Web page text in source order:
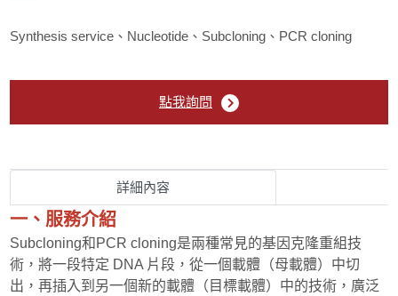
cell line development
cell line liscence
Synthesis service、Nucleotide、Subcloning、PCR cloning
點我詢問
詳細內容
一、服務介紹
Subcloning和PCR cloning是兩種常見的基因克隆重組技
術，將一段特定 DNA 片段，從一個載體（母載體）中切
出，再插入到另一個新的載體（目標載體）中的技術，廣泛